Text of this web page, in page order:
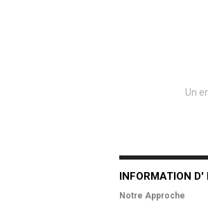
Un
INFORMATION D'
Notre Approche